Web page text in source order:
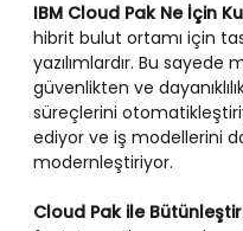
IBM Cloud Pak Ne İçin
hibrit bulut ortamı için
yazılımlardır. Bu
güvenlikten ve
süreçlerini
ediyor ve iş modellerini
modernleştiriyor.
Cloud Pak ile